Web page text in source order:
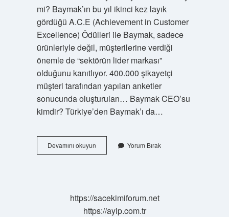
mi? Baymak’ın bu yıl ikinci kez layık
gördüğü A.C.E (Achievement in Customer
Excellence) Ödülleri ile Baymak, sadece
ürünleriyle değil, müşterilerine verdiği
önemle de “sektörün lider markası”
olduğunu kanıtlıyor. 400.000 şikayetçi
müşteri tarafından yapılan anketler
sonucunda oluşturulan… Baymak CEO’su
kimdir? Türkiye’den Baymak’ı da…
Devamını okuyunBaymak
Nereli
Yorum Bırak
https://sacekimiforum.net
https://ayip.com.tr